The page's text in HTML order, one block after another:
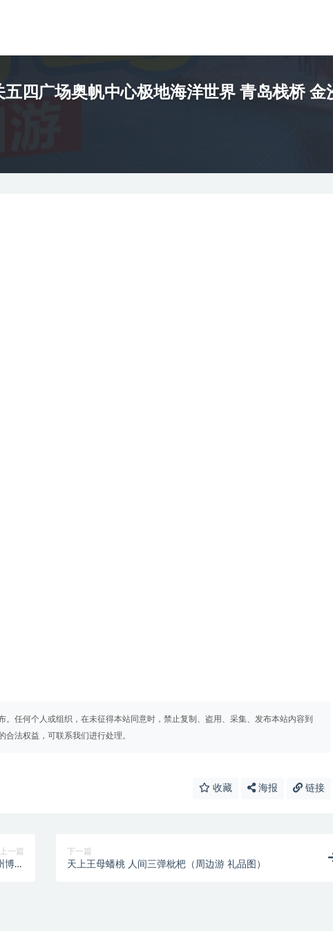
四广场奥帆中心极地海洋世界 青岛栈桥
任何个人或组织，在未征得本站同意时，禁止复制、盗用、采集、发布本站内容到
法权益，可联系我们进行处理。
收藏 海报 链接
上一篇
博物
下一篇
天上王母蟠桃 人间三弹枇杷（周边游 礼品图）